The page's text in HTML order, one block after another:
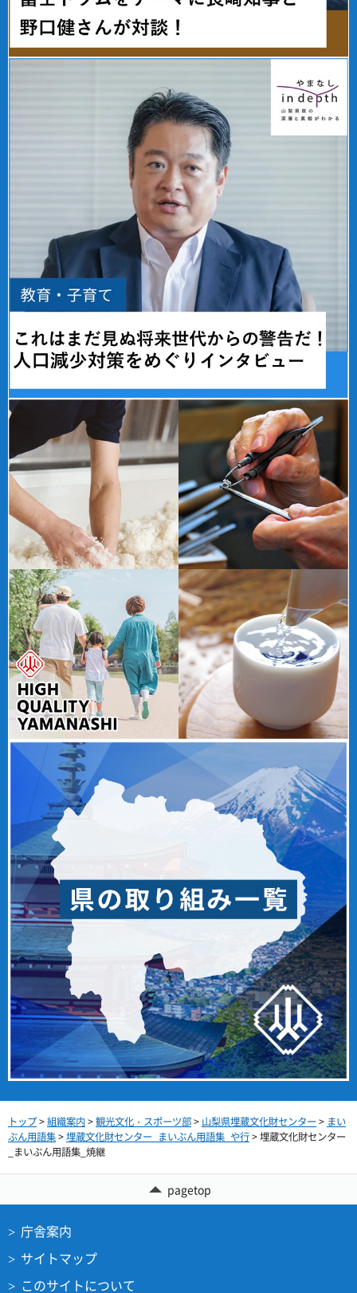
トップ>組織案内>観光文化・スポーツ部> 山梨県埋蔵文化財センター> まい
ぶん用語集>埋蔵文化財センター_まいぶん用語集_や行> 埋蔵文化財センター
_まいぶん用語集_焼継
pagetop
庁舎案内
サイトマップ
このサイトについて